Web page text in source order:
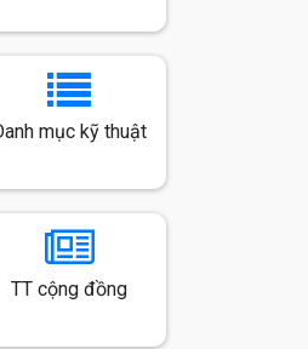
mục kỹ thuật
TT cộng đồng